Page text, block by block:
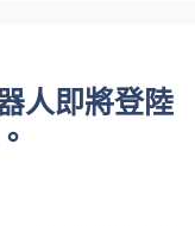
人即將登陸